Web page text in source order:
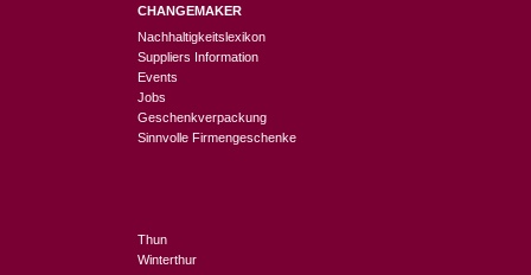
CHANGEMAKER
Nachhaltigkeitslexikon
Suppliers Information
Events
Jobs
Geschenkverpackung
Sinnvolle Firmengeschenke
Thun
Winterthur